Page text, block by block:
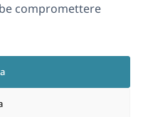
compromettere
team(si
nuova
apre
una